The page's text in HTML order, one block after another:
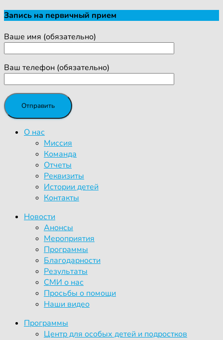
Запись на первичный прием
Ваше имя (обязательно)
Ваш телефон (обязательно)
О нас
Миссия
Команда
Отчеты
Реквизиты
Истории детей
Контакты
Новости
Анонсы
Мероприятия
Программы
Благодарности
Результаты
СМИ о нас
Просьбы о помощи
Наши видео
Программы
Центр для особых детей и подростков